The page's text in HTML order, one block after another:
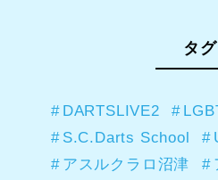
タグ
DARTSLIVE2
S.C.Darts School
アスルクラロ沼津